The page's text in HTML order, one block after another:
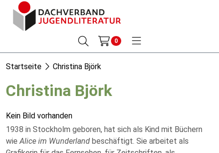
0
Startseite Christina Björk
Christina Björk
Kein Bild vorhanden
1938 in Stockholm geboren, hat sich als Kind mit Büchern
wieAlice im Wunderland beschäftigt. Sie arbeitet als